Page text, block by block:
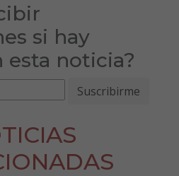
si hay
esta noticia?